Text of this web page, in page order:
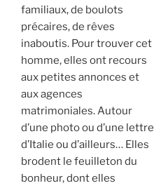
familiaux, de boulots
précaires, de rêves
inaboutis. Pour trouver cet
homme, elles ont recours
aux petites annonces et
aux agences
matrimoniales. Autour
d’une photo ou d’une lettre
d’Italie ou d’ailleurs… Elles
brodent le feuilleton du
bonheur, dont elles